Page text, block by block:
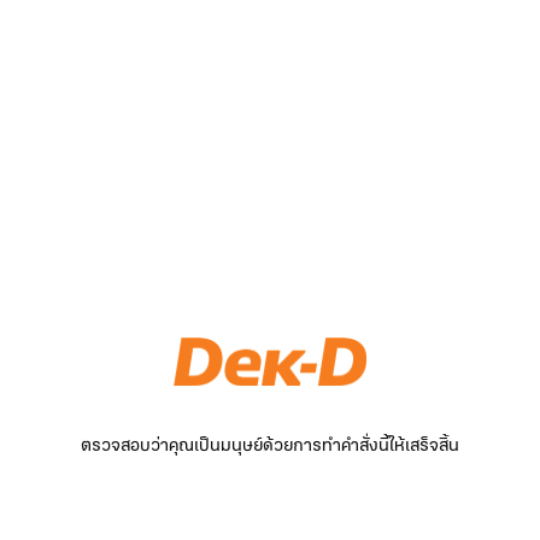
ตรวจสอบว่าคุณเป็นมนุษย์ด้วยการทำคำสั่งนี้ให้เสร็จสิ้น